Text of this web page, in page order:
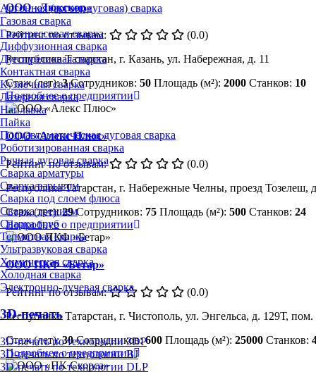
Аргонная (аргонодуговая) сварка
Газовая сварка
Газопрессовая сварка
Диффузионная сварка
Дугопрессовая сварка
Контактная сварка
Кузнечная сварка
Лазерная сварка
Наплавка
Пайка
Полуавтоматическая дуговая сварка
Роботизированная сварка
Ручная дуговая сварка
Сварка арматуры
Сварка взрывом
Сварка под слоем флюса
Сварка трением
Сварка труб
Термитная сварка
Ультразвуковая сварка
Химическая сварка
Холодная сварка
Электронно-лучевая сварка
3D-печать
3D-печать по технологии 3DP
3D-печать по технологии BJ
3D-печать по технологии DLP
ООО «Люкскор»
Рейтинг по отзывам:
(0.0)
Республика Татарстан, г. Казань, ул. Набережная, д. 11
Стаж (лет):3 Сотрудников: 50 Площадь (м²): 2000 Станков: 10
Подробнее о предприятии
ООО «Алекс Плюс»
Рейтинг по отзывам:
(0.0)
Республика Татарстан, г. Набережные Челны, проезд Тозелеш,
Стаж (лет):29 Сотрудников: 75 Площадь (м²): 500 Станков: 24
Подробнее о предприятии
ООО ПКФ «Бетар»
Рейтинг по отзывам:
(0.0)
Республика Татарстан, г. Чистополь, ул. Энгельса, д. 129Т,
Стаж (лет):30 Сотрудников:600 Площадь (м²): 25000 Станков:
Подробнее о предприятии